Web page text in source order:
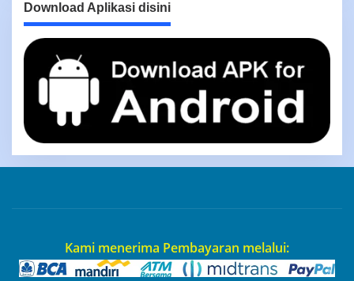
Download Aplikasi disini
Kami menerima Pembayaran melalui: